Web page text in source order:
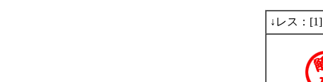
↓レス：[1]